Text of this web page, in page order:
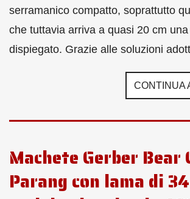
serramanico compatto, soprattutto
che tuttavia arriva a quasi 20 cm
dispiegato. Grazie alle soluzioni
CONTINUA
Machete Gerber Bear
Parang con lama di